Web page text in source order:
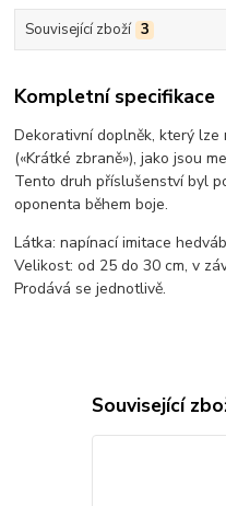
Související zboží 3
Kompletní specifikace
Dekorativní doplněk, který
(«Krátké zbraně»), jako jsou
Tento druh příslušenství byl
oponenta během boje.
Látka: napínací imitace
Velikost: od 25 do 30 cm, v
Prodává se jednotlivě.
Související